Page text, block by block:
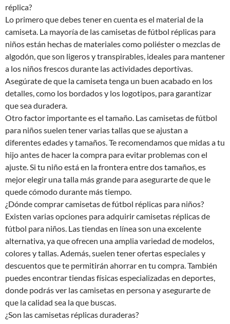
réplica?
Lo primero que debes tener en cuenta es el material de la
camiseta. La mayoría de las camisetas de fútbol réplicas para
niños están hechas de materiales como poliéster o mezclas de
algodón, que son ligeros y transpirables, ideales para mantener
a los niños frescos durante las actividades deportivas.
Asegúrate de que la camiseta tenga un buen acabado en los
detalles, como los bordados y los logotipos, para garantizar
que sea duradera.
Otro factor importante es el tamaño. Las camisetas de fútbol
para niños suelen tener varias tallas que se ajustan a
diferentes edades y tamaños. Te recomendamos que midas a tu
hijo antes de hacer la compra para evitar problemas con el
ajuste. Si tu niño está en la frontera entre dos tamaños, es
mejor elegir una talla más grande para asegurarte de que le
quede cómodo durante más tiempo.
¿Dónde comprar camisetas de fútbol réplicas para niños?
Existen varias opciones para adquirir camisetas réplicas de
fútbol para niños. Las tiendas en línea son una excelente
alternativa, ya que ofrecen una amplia variedad de modelos,
colores y tallas. Además, suelen tener ofertas especiales y
descuentos que te permitirán ahorrar en tu compra. También
puedes encontrar tiendas físicas especializadas en deportes,
donde podrás ver las camisetas en persona y asegurarte de
que la calidad sea la que buscas.
¿Son las camisetas réplicas duraderas?